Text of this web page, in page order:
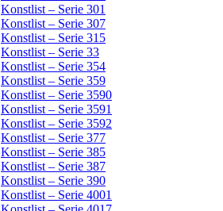
Konstlist – Serie 301
Konstlist – Serie 307
Konstlist – Serie 315
Konstlist – Serie 33
Konstlist – Serie 354
Konstlist – Serie 359
Konstlist – Serie 3590
Konstlist – Serie 3591
Konstlist – Serie 3592
Konstlist – Serie 377
Konstlist – Serie 385
Konstlist – Serie 387
Konstlist – Serie 390
Konstlist – Serie 4001